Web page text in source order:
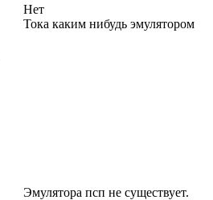
Нет
Тока каким нибудь эмулятором
Эмулятора псп не существует.